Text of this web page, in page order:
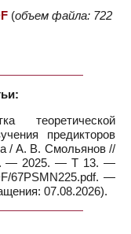
(объем файла: 722
теоретической
предикторов
/ А. В. Смольянов //
— 2025. — Т 13. —
67PSMN225.pdf. —
07.08.2026).